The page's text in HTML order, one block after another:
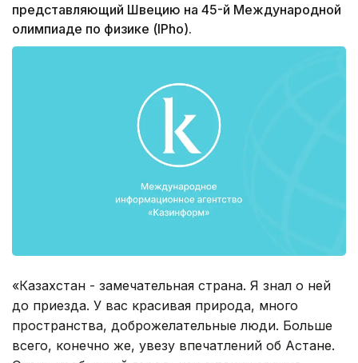
представляющий Швецию на 45-й Международной
олимпиаде по физике (IРho).
«Казахстан - замечательная страна. Я знал о ней
до приезда. У вас красивая природа, много
пространства, доброжелательные люди. Больше
всего, конечно же, увезу впечатлений об Астане.